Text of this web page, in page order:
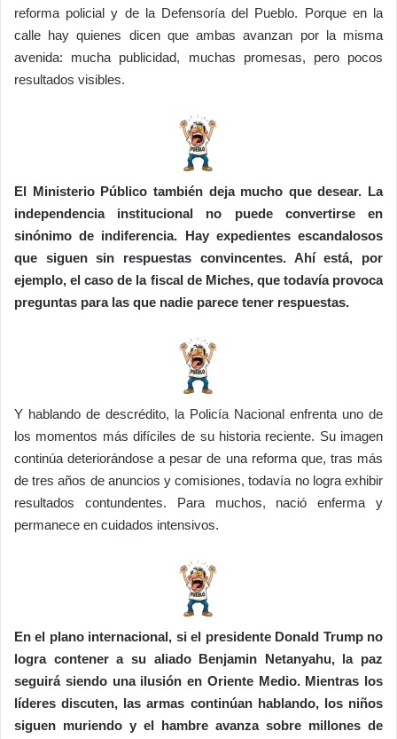
reforma policial y de la Defensoría del Pueblo. Porque en la
calle hay quienes dicen que ambas avanzan por la misma
avenida: mucha publicidad, muchas promesas, pero pocos
resultados visibles.
El Ministerio Público también deja mucho que desear. La
independencia institucional no puede convertirse en
sinónimo de indiferencia. Hay expedientes escandalosos
que siguen sin respuestas convincentes. Ahí está, por
ejemplo, el caso de la fiscal de Miches, que todavía provoca
preguntas para las que nadie parece tener respuestas.
Y hablando de descrédito, la Policía Nacional enfrenta uno de
los momentos más difíciles de su historia reciente. Su imagen
continúa deteriorándose a pesar de una reforma que, tras más
de tres años de anuncios y comisiones, todavía no logra exhibir
resultados contundentes. Para muchos, nació enferma y
permanece en cuidados intensivos.
En el plano internacional, si el presidente Donald Trump no
logra contener a su aliado Benjamin Netanyahu, la paz
seguirá siendo una ilusión en Oriente Medio. Mientras los
líderes discuten, las armas continúan hablando, los niños
siguen muriendo y el hambre avanza sobre millones de